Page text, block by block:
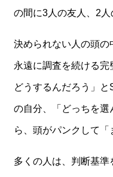
の間に3人の友人、2
決められない人の頭
永遠に調査を続ける
どうするんだろう」
の自分、「どっちを選
ら、頭がパンクして
多くの人は、判断基